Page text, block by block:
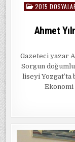
Posted
2015
Ahmet
Gazeteci yazar
Sorgun
liseyi